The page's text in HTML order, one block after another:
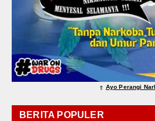
⇑ Ayo Perangi
BERITA POPULER